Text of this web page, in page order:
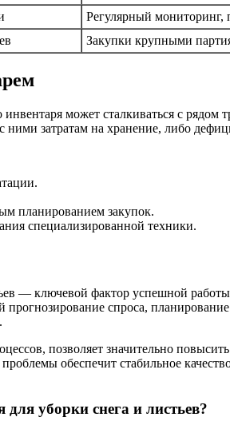
Регулярный мониторинг,
Закупки крупными
может сталкиваться с
затратам на хранение, либо
планированием закупок.
специализированной техники.
— ключевой фактор успешной
спроса,
позволяет значительно
обеспечит стабильное
уборки снега и листьев?